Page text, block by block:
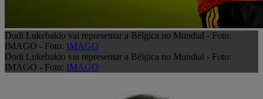
Dodi Lukebakio vai representar a Bélgica no Mundial - Foto:
IMAGO - Foto: IMAGO
Dodi Lukebakio vai representar a Bélgica no Mundial - Foto:
IMAGO - Foto: IMAGO